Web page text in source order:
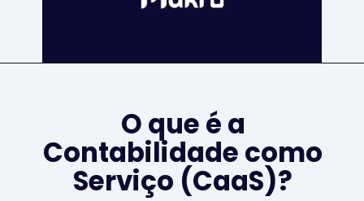
O que é a
Contabilidade como
Serviço (CaaS)?